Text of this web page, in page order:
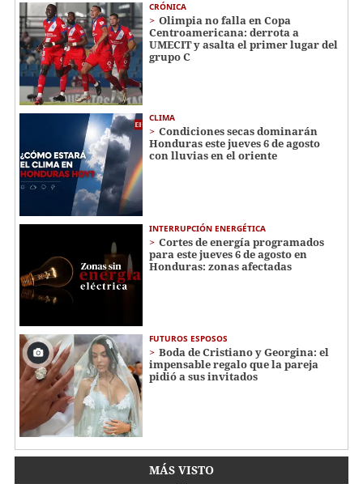
CRÓNICA
Olimpia no falla en Copa
Centroamericana: derrota a
UMECIT y asalta el primer lugar del
grupo C
CLIMA
Condiciones secas dominarán
Honduras este jueves 6 de agosto
con lluvias en el oriente
INTERRUPCIÓN ENERGÉTICA
Cortes de energía programados
para este jueves 6 de agosto en
Honduras: zonas afectadas
FUTUROS ESPOSOS
Boda de Cristiano y Georgina: el
impensable regalo que la pareja
pidió a sus invitados
MÁS VISTO